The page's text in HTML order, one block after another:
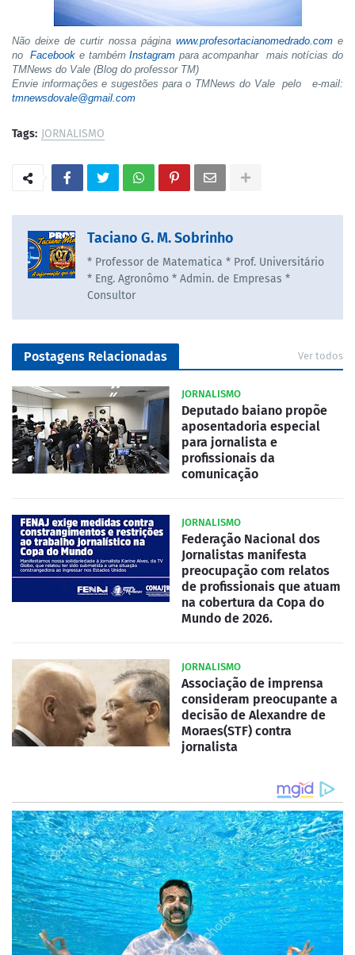
Não deixe de curtir nossa página www.profesortacianomedrado.come
noFacebook e tambémInstagram para acompanhar mais notícias do
TMNews do Vale (Blog do professor TM)
Envie informações e sugestões para o TMNews do Vale pelo e-mail:
tmnewsdovale@gmail.com
Tags: JORNALISMO
Taciano G. M. Sobrinho
* Professor de Matematica * Prof. Universitário
* Eng. Agronômo * Admin. de Empresas *
Consultor
Postagens Relacionadas Ver todos
JORNALISMO
Deputado baiano propõe
aposentadoria especial
para jornalista e
profissionais da
comunicação
JORNALISMO
Federação Nacional dos
Jornalistas manifesta
preocupação com relatos
de profissionais que atuam
na cobertura da Copa do
Mundo de 2026.
JORNALISMO
Associação de imprensa
consideram preocupante a
decisão de Alexandre de
Moraes(STF) contra
jornalista